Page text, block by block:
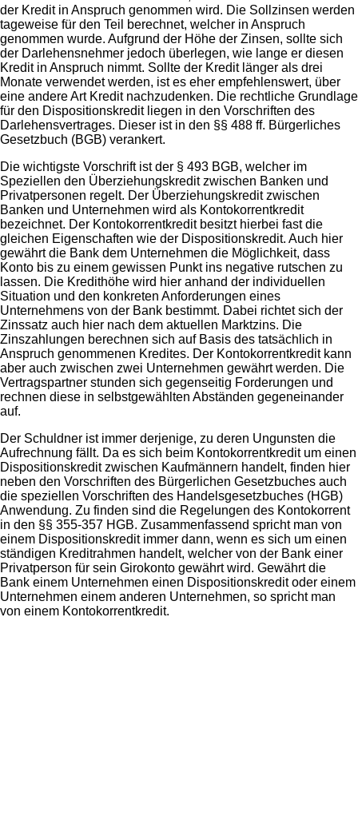
der Kredit in Anspruch genommen wird. Die Sollzinsen werden
tageweise für den Teil berechnet, welcher in Anspruch
genommen wurde. Aufgrund der Höhe der Zinsen, sollte sich
der Darlehensnehmer jedoch überlegen, wie lange er diesen
Kredit in Anspruch nimmt. Sollte der Kredit länger als drei
Monate verwendet werden, ist es eher empfehlenswert, über
eine andere Art Kredit nachzudenken. Die rechtliche Grundlage
für den Dispositionskredit liegen in den Vorschriften des
Darlehensvertrages. Dieser ist in den §§ 488 ff. Bürgerliches
Gesetzbuch (BGB) verankert.
Die wichtigste Vorschrift ist der § 493 BGB, welcher im
Speziellen den Überziehungskredit zwischen Banken und
Privatpersonen regelt. Der Überziehungskredit zwischen
Banken und Unternehmen wird als Kontokorrentkredit
bezeichnet. Der Kontokorrentkredit besitzt hierbei fast die
gleichen Eigenschaften wie der Dispositionskredit. Auch hier
gewährt die Bank dem Unternehmen die Möglichkeit, dass
Konto bis zu einem gewissen Punkt ins negative rutschen zu
lassen. Die Kredithöhe wird hier anhand der individuellen
Situation und den konkreten Anforderungen eines
Unternehmens von der Bank bestimmt. Dabei richtet sich der
Zinssatz auch hier nach dem aktuellen Marktzins. Die
Zinszahlungen berechnen sich auf Basis des tatsächlich in
Anspruch genommenen Kredites. Der Kontokorrentkredit kann
aber auch zwischen zwei Unternehmen gewährt werden. Die
Vertragspartner stunden sich gegenseitig Forderungen und
rechnen diese in selbstgewählten Abständen gegeneinander
auf.
Der Schuldner ist immer derjenige, zu deren Ungunsten die
Aufrechnung fällt. Da es sich beim Kontokorrentkredit um einen
Dispositionskredit zwischen Kaufmännern handelt, finden hier
neben den Vorschriften des Bürgerlichen Gesetzbuches auch
die speziellen Vorschriften des Handelsgesetzbuches (HGB)
Anwendung. Zu finden sind die Regelungen des Kontokorrent
in den §§ 355-357 HGB. Zusammenfassend spricht man von
einem Dispositionskredit immer dann, wenn es sich um einen
ständigen Kreditrahmen handelt, welcher von der Bank einer
Privatperson für sein Girokonto gewährt wird. Gewährt die
Bank einem Unternehmen einen Dispositionskredit oder einem
Unternehmen einem anderen Unternehmen, so spricht man
von einem Kontokorrentkredit.